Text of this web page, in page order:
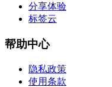
分享体验
标签云
帮助中心
隐私政策
使用条款